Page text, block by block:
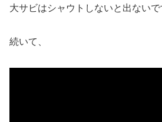
大サビはシャウトしないと出ないで
続いて、